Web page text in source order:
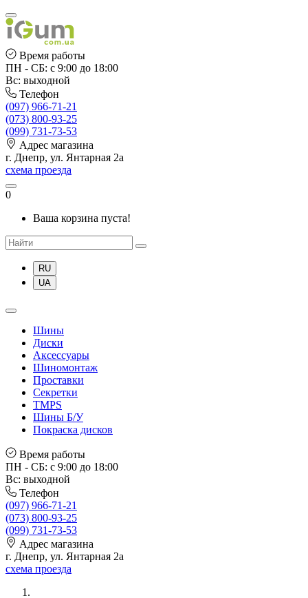
Время работы
ПН - СБ: с 9:00 до 18:00
Вс: выходной
Телефон
(097) 966-71-21
(073) 800-93-25
(099) 731-73-53
Адрес магазина
г. Днепр, ул. Янтарная 2а
схема проезда
0
Ваша корзина пуста!
RU
UA
Шины
Диски
Аксессуары
Шиномонтаж
Проставки
Секретки
TMPS
Шины Б/У
Покраска дисков
Время работы
ПН - СБ: с 9:00 до 18:00
Вс: выходной
Телефон
(097) 966-71-21
(073) 800-93-25
(099) 731-73-53
Адрес магазина
г. Днепр, ул. Янтарная 2а
схема проезда